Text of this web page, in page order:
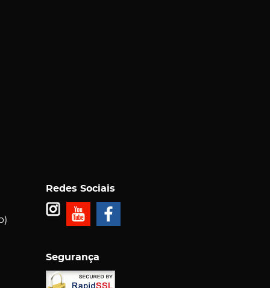
Redes Sociais
Segurança